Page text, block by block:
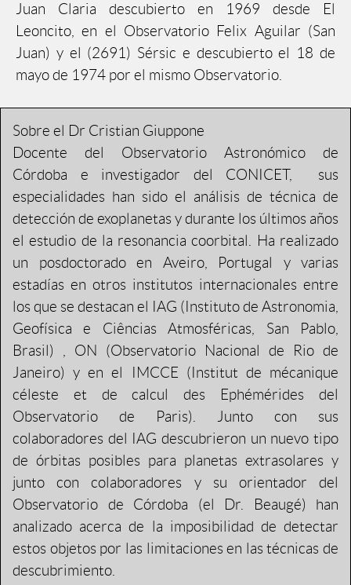
Juan Claria descubierto en 1969 desde El
Leoncito, en el Observatorio Felix Aguilar (San
Juan) y el (2691) Sérsic e descubierto el 18 de
mayo de 1974 por el mismo Observatorio.
Sobre el Dr Cristian Giuppone
Docente del Observatorio Astronómico de
Córdoba e investigador del CONICET, sus
especialidades han sido el análisis de técnica de
detección de exoplanetas y durante los últimos años
el estudio de la resonancia coorbital. Ha realizado
un posdoctorado en Aveiro, Portugal y varias
estadías en otros institutos internacionales entre
los que se destacan el IAG (Instituto de Astronomia,
Geofísica e Ciências Atmosféricas, San Pablo,
Brasil) , ON (Observatorio Nacional de Rio de
Janeiro) y en el IMCCE (Institut de mécanique
céleste et de calcul des Ephémérides del
Observatorio de Paris). Junto con sus
colaboradores del IAG descubrieron un nuevo tipo
de órbitas posibles para planetas extrasolares y
junto con colaboradores y su orientador del
Observatorio de Córdoba (el Dr. Beaugé) han
analizado acerca de la imposibilidad de detectar
estos objetos por las limitaciones en las técnicas de
descubrimiento.